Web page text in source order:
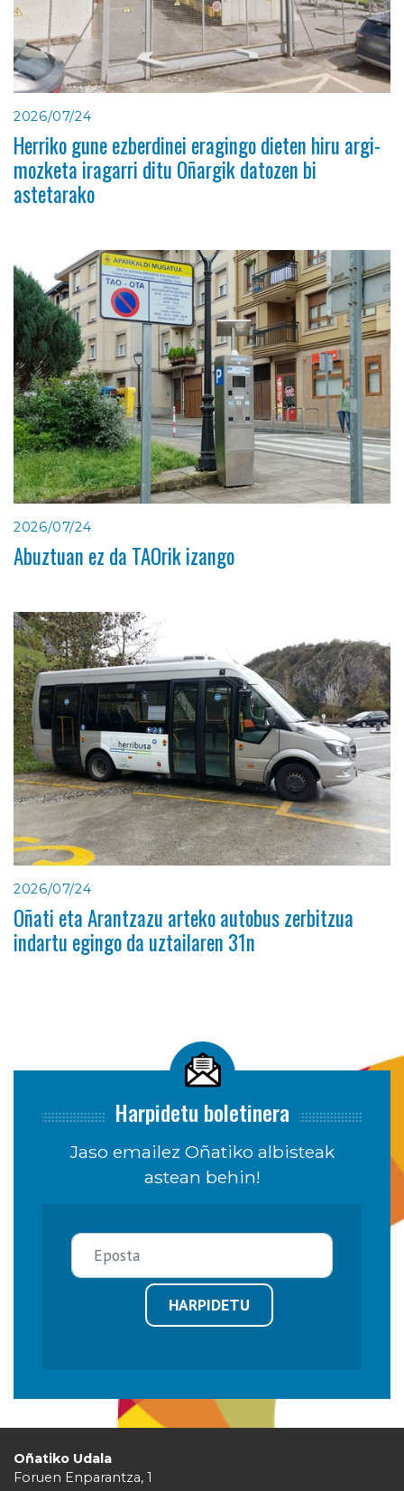
2026/07/24
Herriko gune ezberdinei eragingo dieten hiru argi-
mozketa iragarri ditu Oñargik datozen bi
astetarako
2026/07/24
Abuztuan ez da TAOrik izango
2026/07/24
Oñati eta Arantzazu arteko autobus zerbitzua
indartu egingo da uztailaren 31n
Harpidetu boletinera
Jaso emailez Oñatiko albisteak
astean behin!
HARPIDETU
Oñatiko Udala
Foruen Enparantza, 1